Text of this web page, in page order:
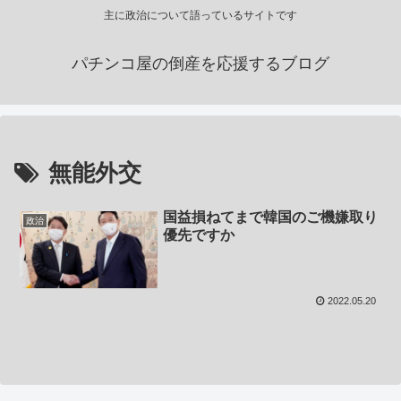
主に政治について語っているサイトです
パチンコ屋の倒産を応援するブログ
無能外交
政治
国益損ねてまで韓国のご機嫌取り
優先ですか
2022.05.20